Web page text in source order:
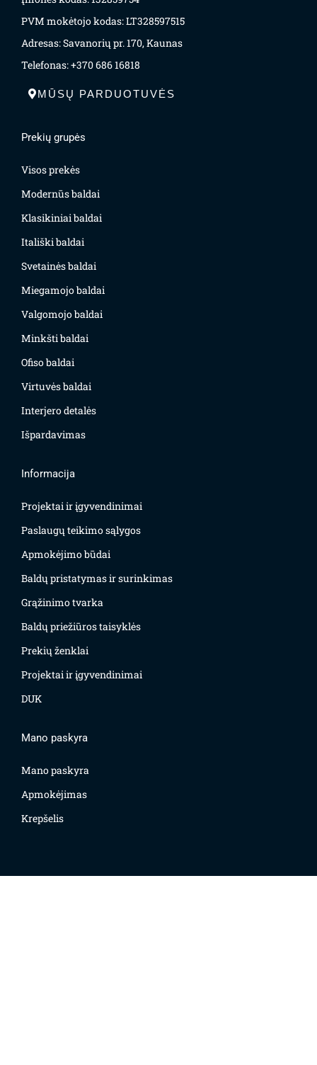
PVM mokėtojo kodas: LT328597515
Adresas: Savanorių pr. 170, Kaunas
Telefonas: +370 686 16818
MŪSŲ PARDUOTUVĖS
Prekių grupės
Visos prekės
Modernūs baldai
Klasikiniai baldai
Itališki baldai
Svetainės baldai
Miegamojo baldai
Valgomojo baldai
Minkšti baldai
Ofiso baldai
Virtuvės baldai
Interjero detalės
Išpardavimas
Informacija
Projektai ir įgyvendinimai
Paslaugų teikimo sąlygos
Apmokėjimo būdai
Baldų pristatymas ir surinkimas
Grąžinimo tvarka
Baldų priežiūros taisyklės
Prekių ženklai
Projektai ir įgyvendinimai
DUK
Mano paskyra
Mano paskyra
Apmokėjimas
Krepšelis